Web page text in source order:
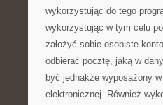
wykorzystując do tego
wykorzystując w tym celu
założyć sobie osobiste
odbierać pocztę, jaką w
być jednakże wyposażony
elektronicznej. Również